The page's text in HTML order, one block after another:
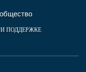
ПОДДЕРЖКЕ